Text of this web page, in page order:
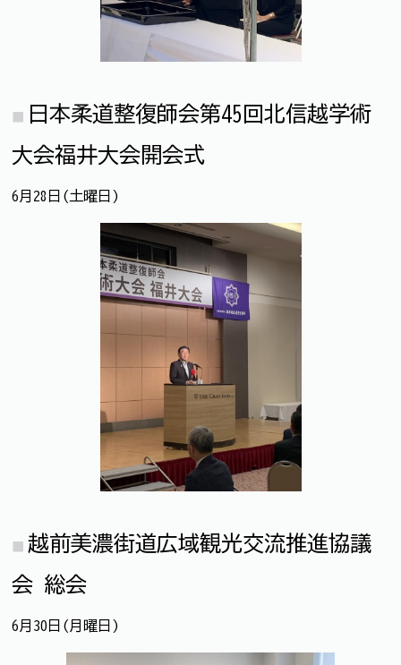
日本柔道整復師会第45回北信越学術
大会福井大会開会式
6月28日(土曜日)
越前美濃街道広域観光交流推進協議
会 総会
6月30日(月曜日)